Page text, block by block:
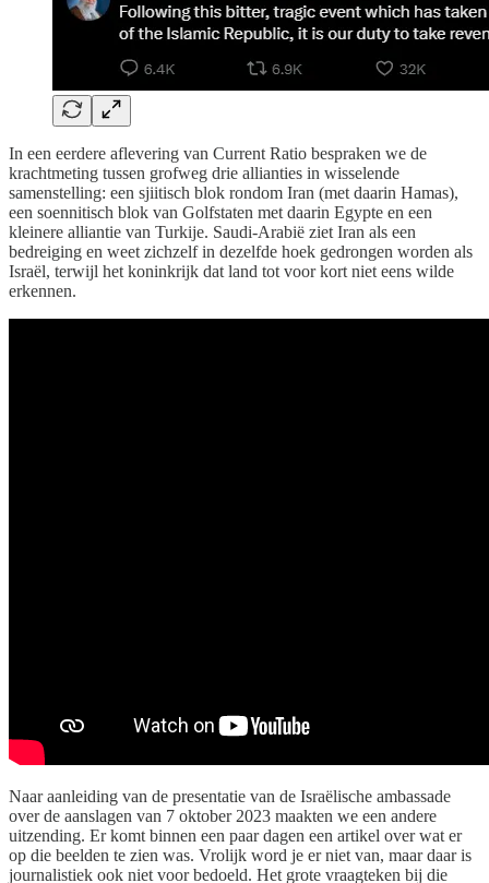
In een eerdere aflevering van Current Ratio bespraken we de
krachtmeting tussen grofweg drie allianties in wisselende
samenstelling: een sjiitisch blok rondom Iran (met daarin Hamas),
een soennitisch blok van Golfstaten met daarin Egypte en een
kleinere alliantie van Turkije. Saudi-Arabië ziet Iran als een
bedreiging en weet zichzelf in dezelfde hoek gedrongen worden als
Israël, terwijl het koninkrijk dat land tot voor kort niet eens wilde
erkennen.
Naar aanleiding van de presentatie van de Israëlische ambassade
over de aanslagen van 7 oktober 2023 maakten we een andere
uitzending. Er komt binnen een paar dagen een artikel over wat er
op die beelden te zien was. Vrolijk word je er niet van, maar daar is
journalistiek ook niet voor bedoeld. Het grote vraagteken bij die